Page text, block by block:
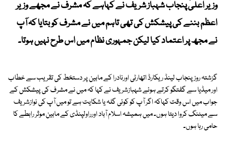
وزیر اعلیٰ پنجاب شہباز شریف نے کہاہے کہ مشرف نے مجھے وزیر
اعظم بننے کی پیشکش کی تھی تاہم میں نے مشرف کو بتایا کہ آپ
نے مجھ پر اعتماد کیا لیکن جمہوری نظام میں اس طرح نہیں ہوتا۔
گزشتہ روز پنجاب لینڈ ریکارڈ اتھارٹی اورنادرا کے مابین پر دستخط کی تقریب سے خطاب
اور میڈیا سے گفتگو کرتے ہوئے شہبازشریف نے کہا کہ میں نے مشرف کی پیشکش کے
جواب میں اس وقت کہاکہ اگر آپ کو کوئی گلہ یا شکایت ہے تو میں آپ کی نوازشریف
سے میٹنگ کروا دیتا ہوں۔ میں ہمیشہ اسلام آباد اورراولپنڈی کے مابین موثر رابطے کا
حامی رہا ہوں۔